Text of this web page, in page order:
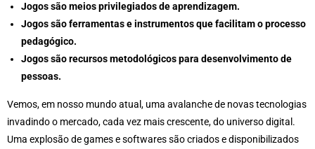
Jogos são meios privilegiados de aprendizagem.
Jogos são ferramentas e instrumentos que facilitam o processo
pedagógico.
Jogos são recursos metodológicos para desenvolvimento de
pessoas.
Vemos, em nosso mundo atual, uma avalanche de novas tecnologias
invadindo o mercado, cada vez mais crescente, do universo digital.
Uma explosão de games e softwares são criados e disponibilizados